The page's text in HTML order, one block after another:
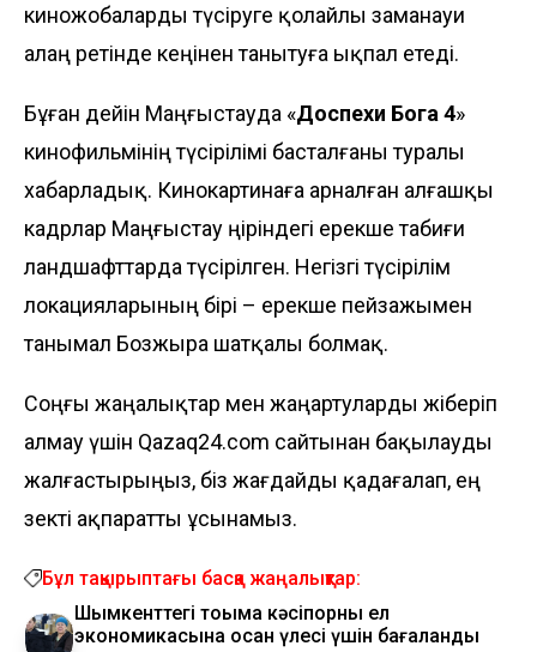
киножобаларды түсіруге қолайлы заманауи
алаң ретінде кеңінен танытуға ықпал етеді.
Бұған дейін Маңғыстауда «Доспехи Бога 4»
кинофильмінің түсірілімі басталғаны туралы
хабарладық. Кинокартинаға арналған алғашқы
кадрлар Маңғыстау өңіріндегі ерекше табиғи
ландшафттарда түсірілген. Негізгі түсірілім
локацияларының бірі – ерекше пейзажымен
танымал Бозжыра шатқалы болмақ.
Соңғы жаңалықтар мен жаңартуларды жіберіп
алмау үшін Qazaq24.com сайтынан бақылауды
жалғастырыңыз, біз жағдайды қадағалап, ең
өзекті ақпаратты ұсынамыз.
Бұл тақырыптағы басқа жаңалықтар:
Шымкенттегі тоқыма кәсіпорны ел
экономикасына қосқан үлесі үшін бағаланды